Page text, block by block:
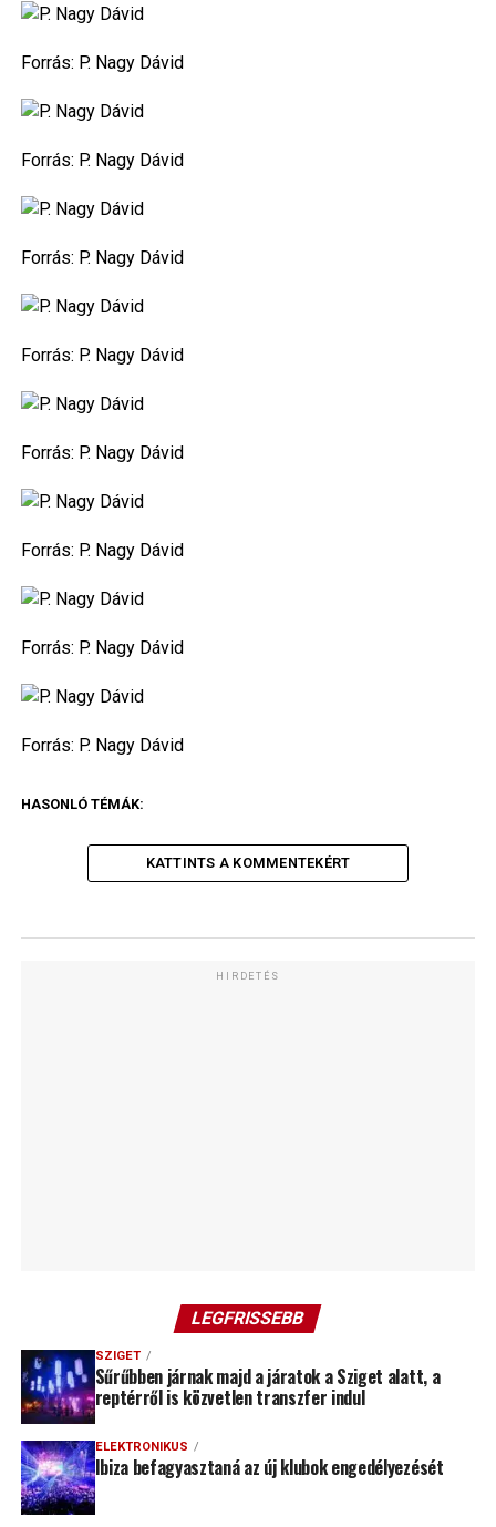
Forrás: P. Nagy Dávid
Forrás: P. Nagy Dávid
Forrás: P. Nagy Dávid
Forrás: P. Nagy Dávid
Forrás: P. Nagy Dávid
Forrás: P. Nagy Dávid
Forrás: P. Nagy Dávid
Forrás: P. Nagy Dávid
HASONLÓ TÉMÁK:
KATTINTS A KOMMENTEKÉRT
HIRDETÉS
LEGFRISSEBB
SZIGET
Sűrűbben járnak majd a járatok a Sziget alatt, a
reptérről is közvetlen transzfer indul
ELEKTRONIKUS
Ibiza befagyasztaná az új klubok engedélyezését